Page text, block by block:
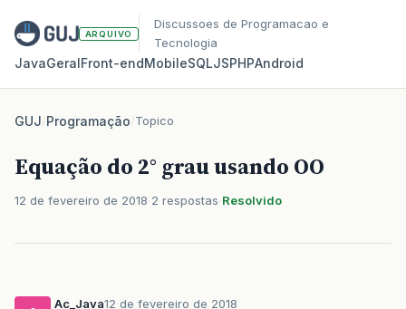
ARQUIVO
Discussoes de Programacao e
Tecnologia
JavaGeralFront‑endMobileSQLJSPHPAndroid
GUJ/Programação/Topico
Equação do 2° grau usando OO
12 de fevereiro de 2018 2 respostas Resolvido
Ac_Java12 de fevereiro de 2018